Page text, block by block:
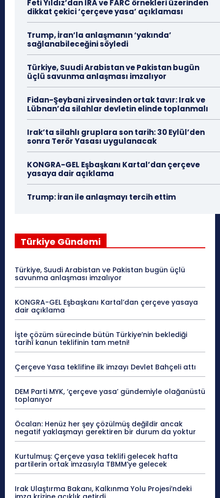
Feti Yıldız’dan IRA ve FARC örnekleri üzerinden
dikkat çekici ‘çerçeve yasa’ açıklaması
Trump, İran’la anlaşmanın ‘yakında’
sağlanabileceğini söyledi
Türkiye, Suudi Arabistan ve Pakistan bugün
üçlü savunma anlaşması imzalıyor
Fidan-Şeybani zirvesinden ortak tavır: Irak ve
Lübnan’da silahlar devletin elinde toplanmalı
Irak’ta silahlı gruplara son tarih: 30 Eylül’den
sonra Terör Yasası uygulanacak
KONGRA-GEL Eşbaşkanı Kartal’dan çerçeve
yasaya dair açıklama
Trump: İran ile anlaşmayı tercih ettim
Türkiye Gündemi
Türkiye, Suudi Arabistan ve Pakistan bugün üçlü
savunma anlaşması imzalıyor
KONGRA-GEL Eşbaşkanı Kartal’dan çerçeve yasaya
dair açıklama
İşte çözüm sürecinde bütün Türkiye’nin beklediği
tarihî kanun teklifinin tam metni!
Çerçeve Yasa teklifine ilk imzayı Devlet Bahçeli attı
DEM Parti MYK, ‘çerçeve yasa’ gündemiyle olağanüstü
toplanıyor
Öcalan: Henüz her şey çözülmüş değildir ancak
negatif yaklaşmayı gerektiren bir durum da yoktur
Kurtulmuş: Çerçeve yasa teklifi gelecek hafta
partilerin ortak imzasıyla TBMM’ye gelecek
Irak Ulaştırma Bakanı, Kalkınma Yolu Projesi’ndeki